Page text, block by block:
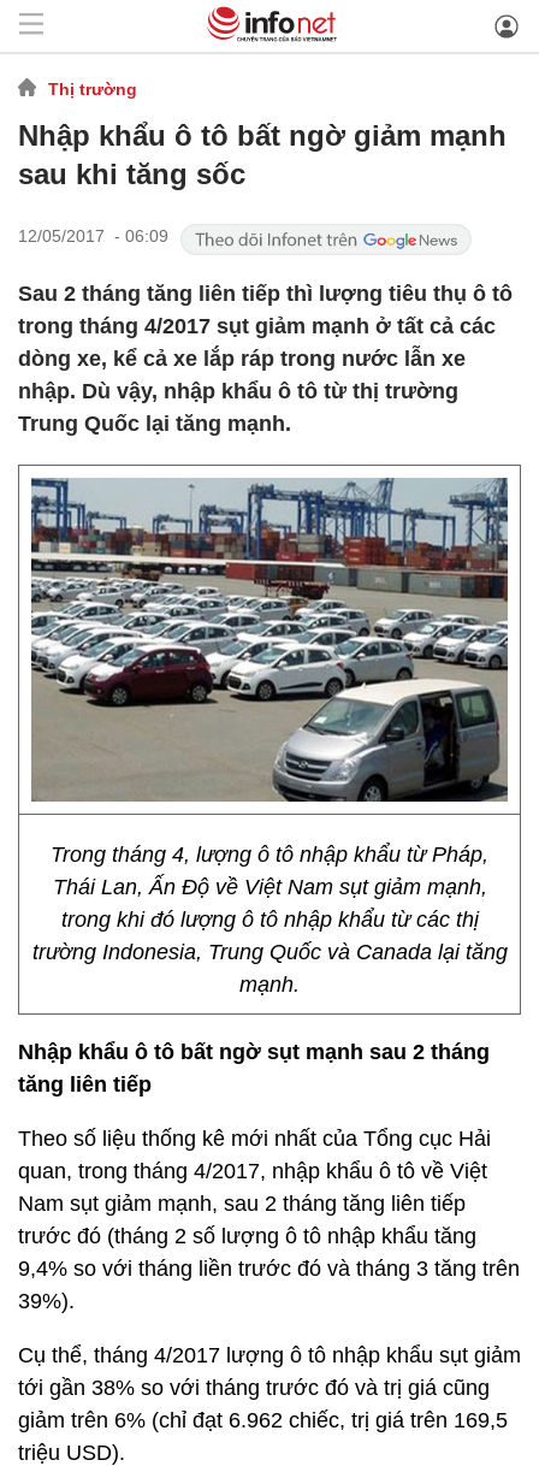
Thị trường
Nhập khẩu ô tô bất ngờ giảm mạnh
sau khi tăng sốc
12/05/2017 - 06:09
Sau 2 tháng tăng liên tiếp thì lượng tiêu thụ ô tô
trong tháng 4/2017 sụt giảm mạnh ở tất cả các
dòng xe, kể cả xe lắp ráp trong nước lẫn xe
nhập. Dù vậy, nhập khẩu ô tô từ thị trường
Trung Quốc lại tăng mạnh.
Trong tháng 4, lượng ô tô nhập khẩu từ Pháp,
Thái Lan, Ấn Độ về Việt Nam sụt giảm mạnh,
trong khi đó lượng ô tô nhập khẩu từ các thị
trường Indonesia, Trung Quốc và Canada lại tăng
mạnh.
Nhập khẩu ô tô bất ngờ sụt mạnh sau 2 tháng
tăng liên tiếp
Theo số liệu thống kê mới nhất của Tổng cục Hải
quan, trong tháng 4/2017, nhập khẩu ô tô về Việt
Nam sụt giảm mạnh, sau 2 tháng tăng liên tiếp
trước đó (tháng 2 số lượng ô tô nhập khẩu tăng
9,4% so với tháng liền trước đó và tháng 3 tăng trên
39%).
Cụ thể, tháng 4/2017 lượng ô tô nhập khẩu sụt giảm
tới gần 38% so với tháng trước đó và trị giá cũng
giảm trên 6% (chỉ đạt 6.962 chiếc, trị giá trên 169,5
triệu USD).